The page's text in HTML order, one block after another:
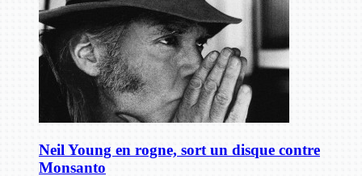
Neil Young en rogne, sort un disque contre
Monsanto